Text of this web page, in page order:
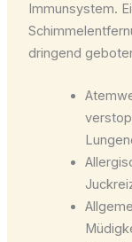
Immunsystem.
dringend